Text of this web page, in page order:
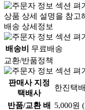
상품 상세 설명을 참고
배송 상세정보
배송비
무료배송
교환/반품정책
판매사 지정
택배사
한진택배
반품/교환 배
5,000원